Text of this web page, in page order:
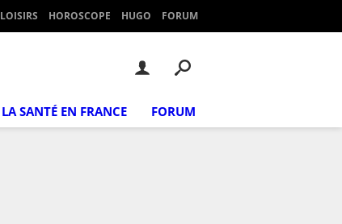
LOISIRS HOROSCOPE HUGO FORUM
LA SANTÉ EN FRANCE FORUM